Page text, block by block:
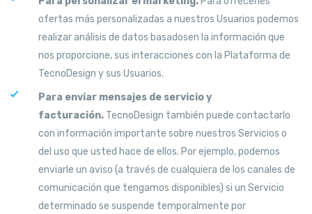
ofertas más personalizadas a nuestros Usuarios podemos
realizar análisis de datos basados ​​en la información que
nos proporcione, sus interacciones con la Plataforma de
TecnoDesign y sus Usuarios.
Para enviar mensajes de servicio y
facturación. TecnoDesign también puede contactarlo
con información importante sobre nuestros Servicios o
del uso que usted hace de ellos. Por ejemplo, podemos
enviarle un aviso (a través de cualquiera de los canales de
comunicación que tengamos disponibles) si un Servicio
determinado se suspende temporalmente por